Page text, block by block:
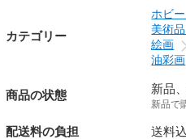
カテゴリー
ホビ
美術
絵画
油彩画
商品の状態 新品
新品で
配送料の負担 送料